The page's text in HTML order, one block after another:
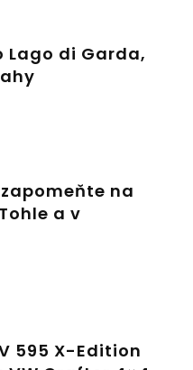
Lago di Garda,
na
a v
595 X-Edition